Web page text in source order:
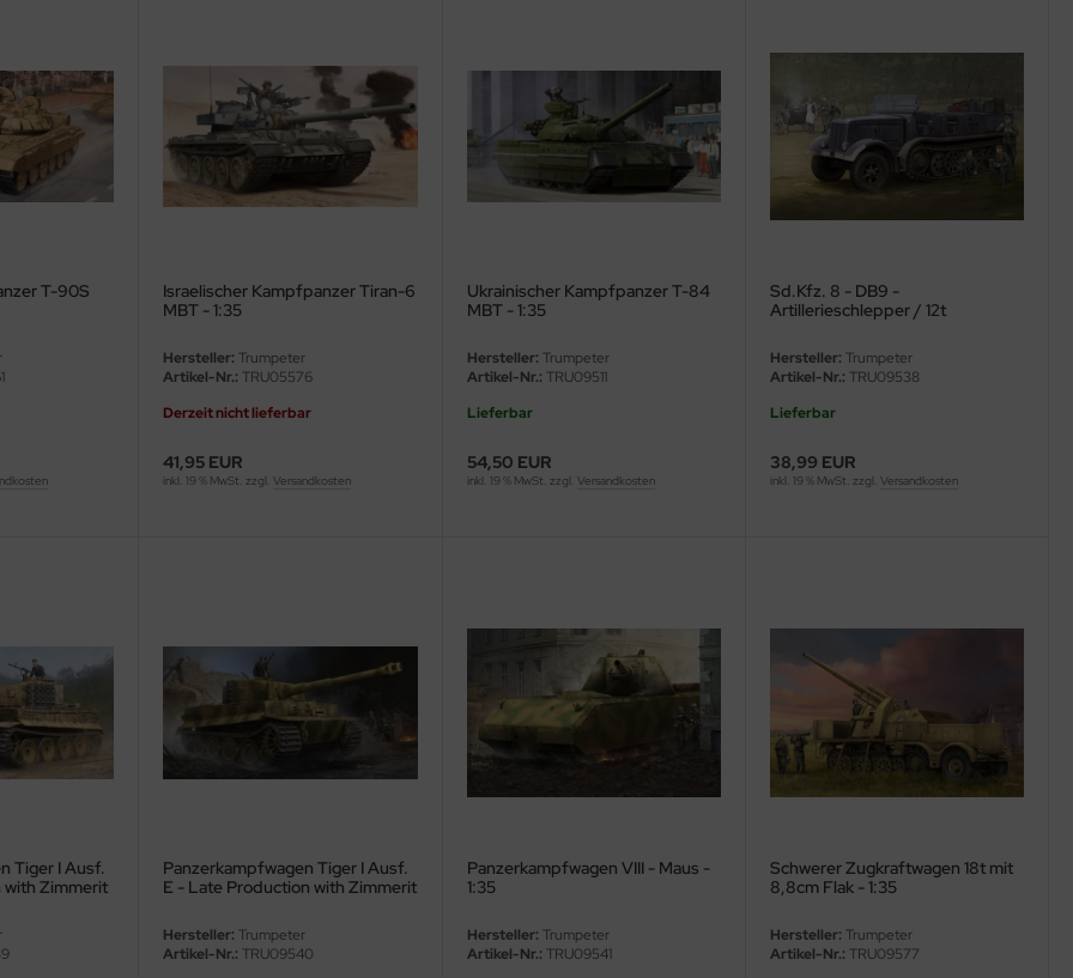
T-90S
Israelischer Kampfpanzer Tiran-6
MBT - 1:35
Hersteller: Trumpeter
Artikel-Nr.: TRU05576
Derzeit nicht lieferbar
41,95 EUR
inkl. 19 % MwSt. zzgl.Versandkosten
Ukrainischer Kampfpanzer T-84
MBT - 1:35
Hersteller: Trumpeter
Artikel-Nr.: TRU09511
Lieferbar
54,50 EUR
inkl. 19 % MwSt. zzgl. Versandkosten
Sd.Kfz. 8 - DB9 -
Artillerieschlepper / 12t
Hersteller: Trumpeter
Artikel-Nr.: TRU09538
Lieferbar
38,99 EUR
inkl. 19 % MwSt. zzgl. Versandkosten
Tiger I Ausf.
with Zimmerit
Panzerkampfwagen Tiger I Ausf.
E - Late Production with Zimmerit
Hersteller: Trumpeter
Artikel-Nr.: TRU09540
Panzerkampfwagen VIII - Maus -
1:35
Hersteller: Trumpeter
Artikel-Nr.: TRU09541
Schwerer Zugkraftwagen 18t mit
8,8cm Flak - 1:35
Hersteller: Trumpeter
Artikel-Nr.: TRU09577